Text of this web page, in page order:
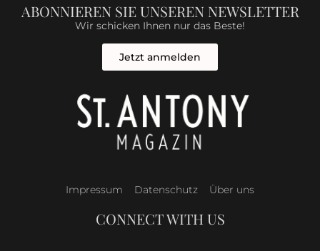
ABONNIEREN SIE UNSEREN NEWSLETTER
Wir schicken Ihnen nur das Beste!
Jetzt anmelden
Impressum Datenschutz Über uns
CONNECT WITH US